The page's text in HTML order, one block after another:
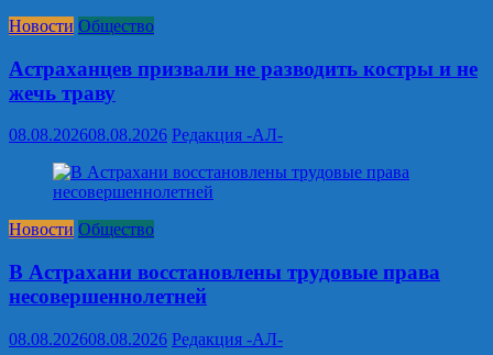
Новости Общество
Астраханцев призвали не разводить костры и не
жечь траву
08.08.202608.08.2026 Редакция -АЛ-
Новости Общество
В Астрахани восстановлены трудовые права
несовершеннолетней
08.08.202608.08.2026 Редакция -АЛ-